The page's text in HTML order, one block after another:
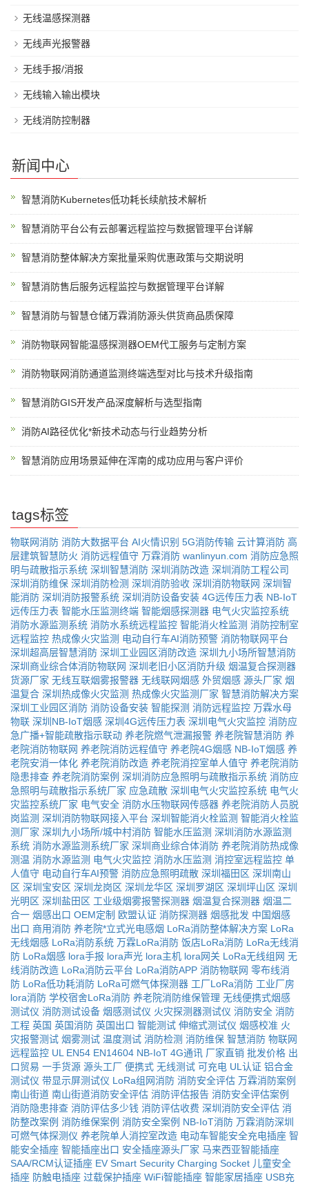
无线温感探测器
无线声光报警器
无线手报/消报
无线输入输出模块
无线消防控制器
新闻中心
智慧消防Kubernetes低功耗长续航技术解析
智慧消防平台公有云部署远程监控与数据管理平台详解
智慧消防整体解决方案批量采购优惠政策与交期说明
智慧消防售后服务远程监控与数据管理平台详解
智慧消防与智慧仓储万霖消防源头供货商品质保障
消防物联网智能温感探测器OEM代工服务与定制方案
消防物联网消防通道监测终端选型对比与技术升级指南
智慧消防GIS开发产品深度解析与选型指南
消防AI路径优化*新技术动态与行业趋势分析
智慧消防应用场景延伸在浑南的成功应用与客户评价
tags标签
物联网消防 消防大数据平台 AI火情识别 5G消防传输 云计算消防 高
层建筑智慧防火 消防远程值守 万霖消防 wanlinyun.com 消防应急照
明与疏散指示系统 深圳智慧消防 深圳消防改造 深圳消防工程公司
深圳消防维保 深圳消防检测 深圳消防验收 深圳消防物联网 深圳智
能消防 深圳消防报警系统 深圳消防设备安装 4G远传压力表 NB-IoT
远传压力表 智能水压监测终端 智能烟感探测器 电气火灾监控系统
消防水源监测系统 消防水系统远程监控 智能消火栓监测 消防控制室
远程监控 热成像火灾监测 电动自行车AI消防预警 消防物联网平台
深圳超高层智慧消防 深圳工业园区消防改造 深圳九小场所智慧消防
深圳商业综合体消防物联网 深圳老旧小区消防升级 烟温复合探测器
货源厂家 无线互联烟雾报警器 无线联网烟感 外贸烟感 源头厂家 烟
温复合 深圳热成像火灾监测 热成像火灾监测厂家 智慧消防解决方案
深圳工业园区消防 消防设备安装 智能探测 消防远程监控 万霖水母
物联 深圳NB-IoT烟感 深圳4G远传压力表 深圳电气火灾监控 消防应
急广播+智能疏散指示联动 养老院燃气泄漏报警 养老院智慧消防 养
老院消防物联网 养老院消防远程值守 养老院4G烟感 NB-IoT烟感 养
老院安消一体化 养老院消防改造 养老院消控室单人值守 养老院消防
隐患排查 养老院消防案例 深圳消防应急照明与疏散指示系统 消防应
急照明与疏散指示系统厂家 应急疏散 深圳电气火灾监控系统 电气火
灾监控系统厂家 电气安全 消防水压物联网传感器 养老院消防人员脱
岗监测 深圳消防物联网接入平台 深圳智能消火栓监测 智能消火栓监
测厂家 深圳九小场所/城中村消防 智能水压监测 深圳消防水源监测
系统 消防水源监测系统厂家 深圳商业综合体消防 养老院消防热成像
测温 消防水源监测 电气火灾监控 消防水压监测 消控室远程监控 单
人值守 电动自行车AI预警 消防应急照明疏散 深圳福田区 深圳南山
区 深圳宝安区 深圳龙岗区 深圳龙华区 深圳罗湖区 深圳坪山区 深圳
光明区 深圳盐田区 工业级烟雾报警探测器 烟温复合探测器 烟温二
合一 烟感出口 OEM定制 欧盟认证 消防探测器 烟感批发 中国烟感
出口 商用消防 养老院*立式光电感烟 LoRa消防整体解决方案 LoRa
无线烟感 LoRa消防系统 万霖LoRa消防 饭店LoRa消防 LoRa无线消
防 LoRa烟感 lora手报 lora声光 lora主机 lora网关 LoRa无线组网 无
线消防改造 LoRa消防云平台 LoRa消防APP 消防物联网 零布线消
防 LoRa低功耗消防 LoRa可燃气体探测器 工厂LoRa消防 工业厂房
lora消防 学校宿舍LoRa消防 养老院消防维保管理 无线便携式烟感
测试仪 消防测试设备 烟感测试仪 火灾探测器测试仪 消防安全 消防
工程 英国 英国消防 英国出口 智能测试 伸缩式测试仪 烟感校准 火
灾报警测试 烟雾测试 温度测试 消防检测 消防维保 智慧消防 物联网
远程监控 UL EN54 EN14604 NB-IoT 4G通讯 厂家直销 批发价格 出
口贸易 一手货源 源头工厂 便携式 无线测试 可充电 UL认证 铝合金
测试仪 带显示屏测试仪 LoRa组网消防 消防安全评估 万霖消防案例
南山街道 南山街道消防安全评估 消防评估报告 消防安全评估案例
消防隐患排查 消防评估多少钱 消防评估收费 深圳消防安全评估 消
防整改案例 消防维保案例 消防安全案例 NB-IoT消防 万霖消防深圳
可燃气体探测仪 养老院单人消控室改造 电动车智能安全充电插座 智
能安全插座 智能插座出口 安全插座源头厂家 马来西亚智能插座
SAA/RCM认证插座 EV Smart Security Charging Socket 儿童安全
插座 防触电插座 过载保护插座 WiFi智能插座 智能家居插座 USB充